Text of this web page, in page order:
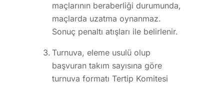
maçlarının beraberliği durumunda,
maçlarda uzatma oynanmaz.
Sonuç penaltı atışları ile belirlenir.
Turnuva, eleme usulü olup
başvuran takım sayısına göre
turnuva formatı Tertip Komitesi